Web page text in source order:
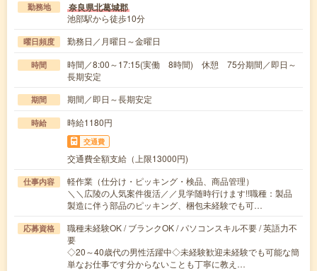
勤務地 奈良県北葛城郡
池部駅から徒歩10分
曜日頻度 勤務日／月曜日～金曜日
時間
時間／8:00～17:15(実働 8時間) 休憩 75分期間／即日～
長期安定
期間 期間／即日～長期安定
時給 時給1180円
交通費
交通費全額支給（上限13000円)
仕事内容
軽作業（仕分け・ピッキング・検品、商品管理）
＼＼広陵の人気案件復活／／見学随時行けます!!職種：製品
製造に伴う部品のピッキング、梱包未経験でも可…
応募資格
職種未経験OK / ブランクOK / パソコンスキル不要 / 英語力不
要
◇20～40歳代の男性活躍中◇未経験歓迎未経験でも可能な簡
単なお仕事です分からないことも丁寧に教え…